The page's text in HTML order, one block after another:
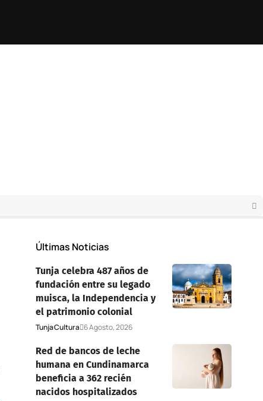
Últimas Noticias
Tunja celebra 487 años de
fundación entre su legado
muisca, la Independencia y
el patrimonio colonial
TunjaCultura 6 Agosto, 2026
Red de bancos de leche
humana en Cundinamarca
beneficia a 362 recién
nacidos hospitalizados